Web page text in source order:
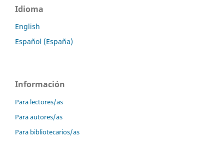
Idioma
English
Español (España)
Información
Para lectores/as
Para autores/as
Para bibliotecarios/as